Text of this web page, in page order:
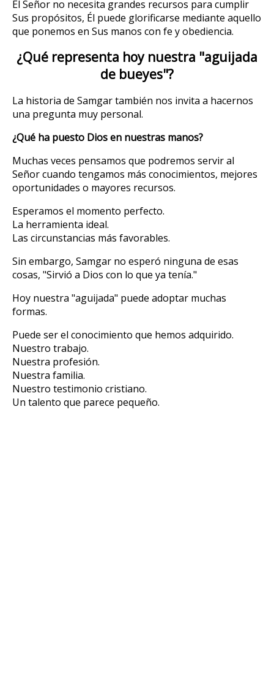
El Señor no necesita grandes recursos para cumplir
Sus propósitos, Él puede glorificarse mediante aquello
que ponemos en Sus manos con fe y obediencia.
¿Qué representa hoy nuestra "aguijada
de bueyes"?
La historia de Samgar también nos invita a hacernos
una pregunta muy personal.
¿Qué ha puesto Dios en nuestras manos?
Muchas veces pensamos que podremos servir al
Señor cuando tengamos más conocimientos, mejores
oportunidades o mayores recursos.
Esperamos el momento perfecto.
La herramienta ideal.
Las circunstancias más favorables.
Sin embargo, Samgar no esperó ninguna de esas
cosas, "Sirvió a Dios con lo que ya tenía."
Hoy nuestra "aguijada" puede adoptar muchas
formas.
Puede ser el conocimiento que hemos adquirido.
Nuestro trabajo.
Nuestra profesión.
Nuestra familia.
Nuestro testimonio cristiano.
Un talento que parece pequeño.